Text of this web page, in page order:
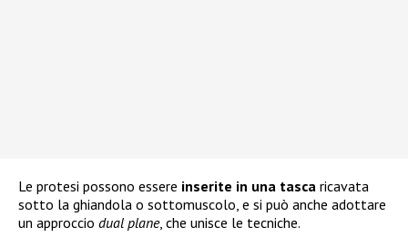
Le protesi possono essere inserite in una tasca ricavata
sotto la ghiandola o sottomuscolo, e si può anche adottare
un approccio dual plane, che unisce le tecniche.